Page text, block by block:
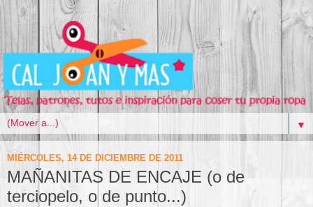
▼
MIÉRCOLES, 14 DE DICIEMBRE DE 2011
MAÑANITAS DE ENCAJE (o de
terciopelo, o de punto...)